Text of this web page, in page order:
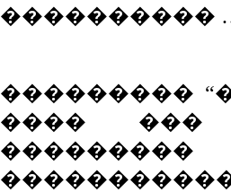
����������
���������
����